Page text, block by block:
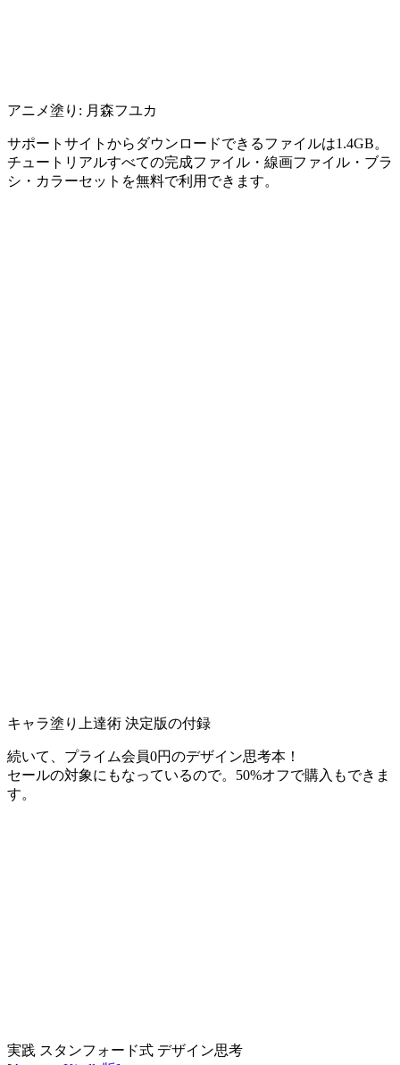
アニメ塗り: 月森フユカ
サポートサイトからダウンロードできるファイルは1.4GB。
チュートリアルすべての完成ファイル・線画ファイル・ブラ
シ・カラーセットを無料で利用できます。
キャラ塗り上達術 決定版の付録
続いて、プライム会員0円のデザイン思考本！
セールの対象にもなっているので。50%オフで購入もできま
す。
実践 スタンフォード式 デザイン思考